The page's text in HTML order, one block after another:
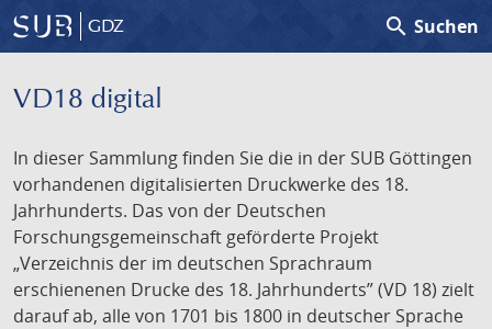
GDZ search Suchen
VD18 digital
In dieser Sammlung finden Sie die in der SUB Göttingen
vorhandenen digitalisierten Druckwerke des 18.
Jahrhunderts. Das von der Deutschen
Forschungsgemeinschaft geförderte Projekt
„Verzeichnis der im deutschen Sprachraum
erschienenen Drucke des 18. Jahrhunderts” (VD 18) zielt
darauf ab, alle von 1701 bis 1800 in deutscher Sprache